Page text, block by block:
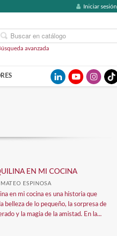
Iniciar sesión
avanzada
EN MI COCINA
ESPINOSA
en mi cocina es una historia que
belleza de lo pequeño, la sorpresa de
y la magia de la amistad. En la...